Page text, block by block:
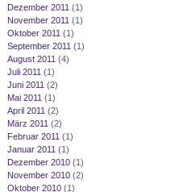
Dezember 2011 (1)
November 2011 (1)
Oktober 2011 (1)
September 2011 (1)
August 2011 (4)
Juli 2011 (1)
Juni 2011 (2)
Mai 2011 (1)
April 2011 (2)
März 2011 (2)
Februar 2011 (1)
Januar 2011 (1)
Dezember 2010(1)
November 2010(2)
Oktober 2010(1)